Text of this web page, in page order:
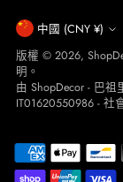
貨
幣
中國 (CNY ¥)
版權 © 2026,
明。
由 ShopDecor - 巴
IT01620550986 -